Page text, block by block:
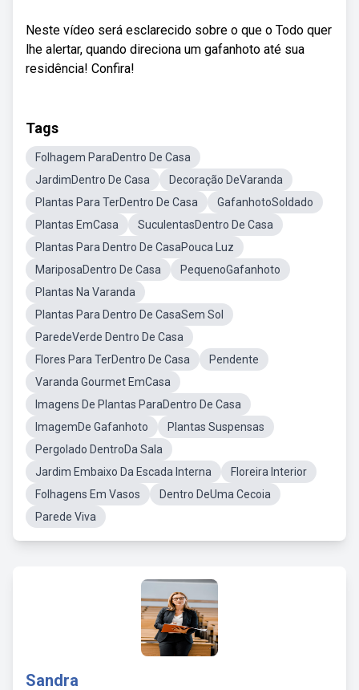
Neste vídeo será esclarecido sobre o que o Todo quer
lhe alertar, quando direciona um gafanhoto até sua
residência! Confira!
Tags
Folhagem ParaDentro De Casa
JardimDentro De Casa
Decoração DeVaranda
Plantas Para TerDentro De Casa
GafanhotoSoldado
Plantas EmCasa
SuculentasDentro De Casa
Plantas Para Dentro De CasaPouca Luz
MariposaDentro De Casa
PequenoGafanhoto
Plantas Na Varanda
Plantas Para Dentro De CasaSem Sol
ParedeVerde Dentro De Casa
Flores Para TerDentro De Casa
Pendente
Varanda Gourmet EmCasa
Imagens De Plantas ParaDentro De Casa
ImagemDe Gafanhoto
Plantas Suspensas
Pergolado DentroDa Sala
Jardim Embaixo Da Escada Interna
Floreira Interior
Folhagens Em Vasos
Dentro DeUma Cecoia
Parede Viva
Sandra